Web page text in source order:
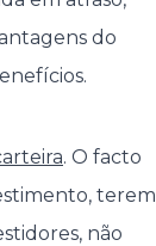
do
. O facto
terem
não